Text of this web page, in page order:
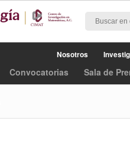
Nosotros
Convocatorias Sala de